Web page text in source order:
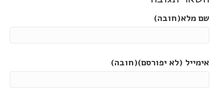
שם מלא(חובה)
אימייל (לא יפורסם)(חובה)